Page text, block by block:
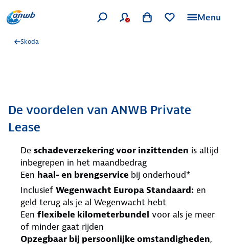
Menu
Skoda
De voordelen van ANWB Private
Lease
De schadeverzekering voor inzittenden is altijd
inbegrepen in het maandbedrag
Een haal- en brengservice bij onderhoud*
Inclusief Wegenwacht Europa Standaard: en
geld terug als je al Wegenwacht hebt
Een flexibele kilometerbundel voor als je meer
of minder gaat rijden
Opzegbaar bij persoonlijke omstandigheden,